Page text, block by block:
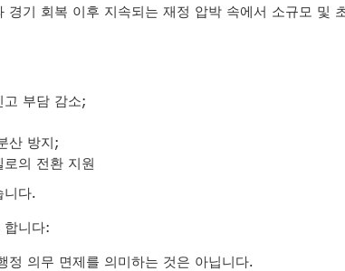
경기 회복 이후 지속되는 재정 압박 속에서 소규모 및
고 부담 감소;
산 방지;
의 전환 지원
니다.
합니다:
정 의무 면제를 의미하는 것은 아닙니다.